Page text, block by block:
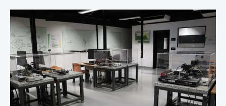
multicampeão,
aos
31
anos
no
Rio
Grande
do
Sul